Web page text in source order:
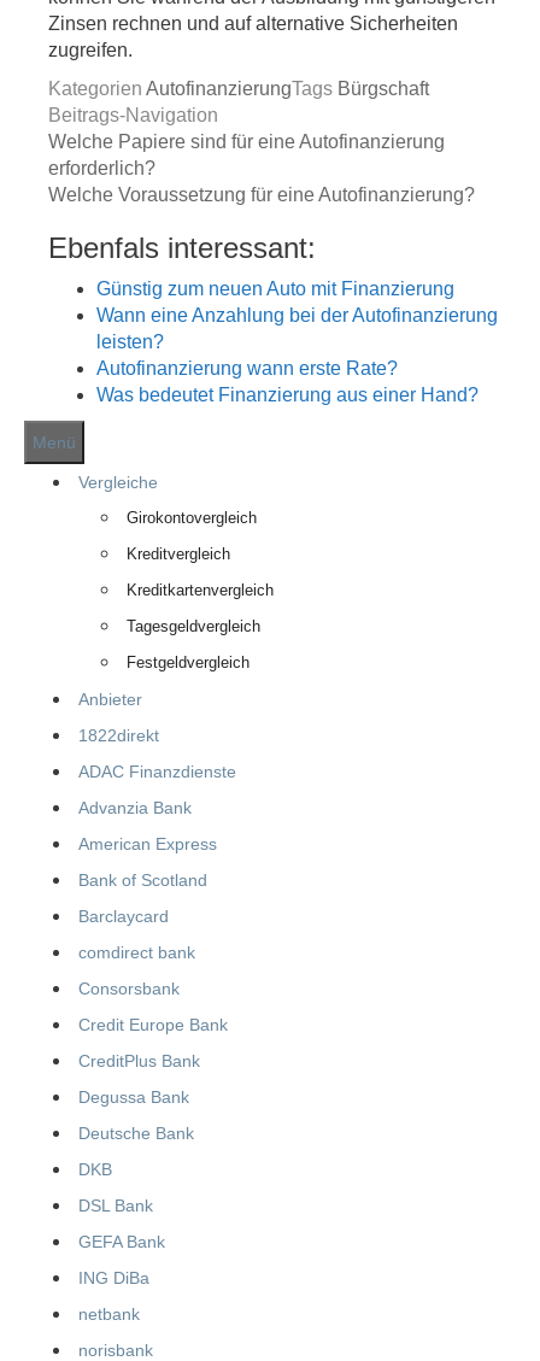
Zinsen rechnen und auf alternative Sicherheiten
zugreifen.
Kategorien AutofinanzierungTags Bürgschaft
Beitrags-Navigation
Welche Papiere sind für eine Autofinanzierung
erforderlich?
Welche Voraussetzung für eine Autofinanzierung?
Ebenfals interessant:
Günstig zum neuen Auto mit Finanzierung
Wann eine Anzahlung bei der Autofinanzierung
leisten?
Autofinanzierung wann erste Rate?
Was bedeutet Finanzierung aus einer Hand?
Menü
Vergleiche
Girokontovergleich
Kreditvergleich
Kreditkartenvergleich
Tagesgeldvergleich
Festgeldvergleich
Anbieter
1822direkt
ADAC Finanzdienste
Advanzia Bank
American Express
Bank of Scotland
Barclaycard
comdirect bank
Consorsbank
Credit Europe Bank
CreditPlus Bank
Degussa Bank
Deutsche Bank
DKB
DSL Bank
GEFA Bank
ING DiBa
netbank
norisbank